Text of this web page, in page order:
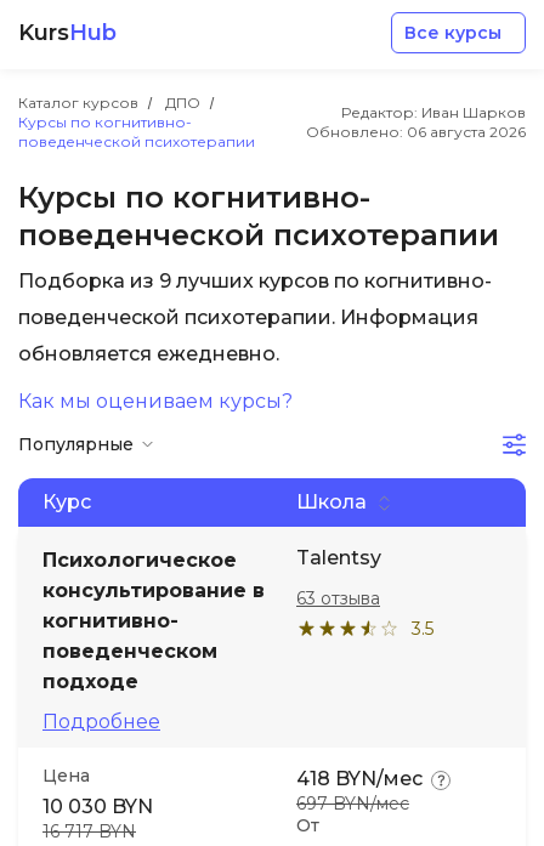
KursHub Все курсы
Каталог курсов
ДПО
Курсы по когнитивно-
поведенческой психотерапии
Редактор: Иван Шарков
Обновлено: 06 августа 2026
Курсы по когнитивно-
поведенческой психотерапии
Подборка из 9 лучших курсов по когнитивно-
поведенческой психотерапии. Информация
обновляется ежедневно.
Как мы оцениваем курсы?
Популярные
Курс Школа
Психологическое
консультирование в
когнитивно-
поведенческом
подходе
Подробнее
Talentsy
3.5
63 отзыва
Цена
10 030 BYN
16 717 BYN
От
418 BYN/мес
697 BYN/мес
Маркетинг
Дизайн
Менеджмент
Иностранные языки
Soft Skills
ДПО
Детям